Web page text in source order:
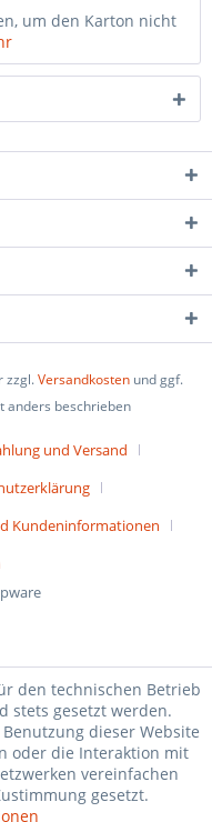
um den Karton nicht
zzgl.Versandkosten und ggf.
anders beschrieben
und Versand
Kundeninformationen
den technischen Betrieb
stets gesetzt werden.
dieser Website
oder die Interaktion mit
vereinfachen
gesetzt.